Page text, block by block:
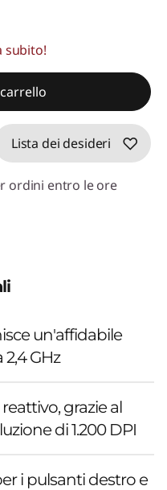
subito!
Lista dei desideri
ordini entro le ore
un'affidabile
GHz
grazie al
di 1.200 DPI
i pulsanti destro e